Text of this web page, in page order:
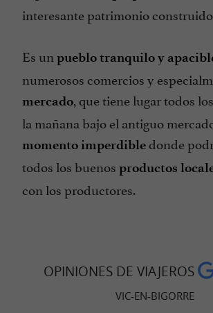
interesante patrimonio
Es un pueblo tranquilo y
numerosos comercios y
mercado, que tiene lugar todos
la mañana bajo el antiguo
momento imperdibledonde
todos los buenos productos
con los productores.
OPINIONES DE VIAJEROS
VIC-EN-BIGORRE